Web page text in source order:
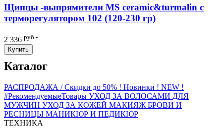
Щипцы -выпрямители MS ceramic&turmalin c
терморегулятором 102 (120-230 гр)
2 336 руб.-
Купить
Каталог
РАСПРОДАЖА / Скидки до 50% ! Новинки ! NEW !
#РекомендуемыеТовары УХОД ЗА ВОЛОСАМИ ДЛЯ
МУЖЧИН УХОД ЗА КОЖЕЙ МАКИЯЖ БРОВИ И
РЕСНИЦЫ МАНИКЮР И ПЕДИКЮР
ТЕХНИКА